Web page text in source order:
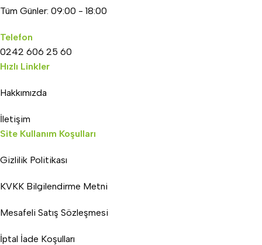
Tüm Günler: 09:00 - 18:00
Telefon
0242 606 25 60
Hızlı Linkler
Hakkımızda
İletişim
Site Kullanım Koşulları
Gizlilik Politikası
KVKK Bilgilendirme Metni
Mesafeli Satış Sözleşmesi
İptal İade Koşulları